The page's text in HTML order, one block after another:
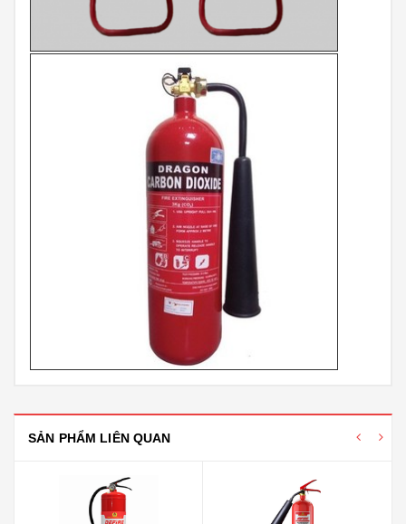
SẢN PHẨM LIÊN QUAN